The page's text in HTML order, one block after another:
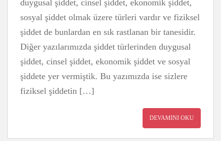
duygusal şiddet, cinsel şiddet, ekonomik şiddet,
sosyal şiddet olmak üzere türleri vardır ve fiziksel
şiddet de bunlardan en sık rastlanan bir tanesidir.
Diğer yazılarımızda şiddet türlerinden duygusal
şiddet, cinsel şiddet, ekonomik şiddet ve sosyal
şiddete yer vermiştik. Bu yazımızda ise sizlere
fiziksel şiddetin […]
DEVAMINI OKU